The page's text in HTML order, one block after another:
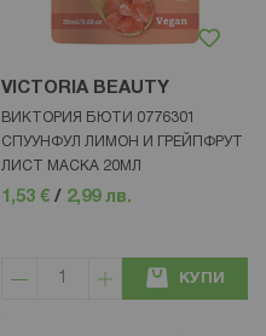
VICTORIA BEAUTY
ВИКТОРИЯ БЮТИ 0776301
СПУУНФУЛ ЛИМОН И ГРЕЙПФРУТ
ЛИСТ МАСКА 20МЛ
1,53 € / 2,99 лв.
КУПИ